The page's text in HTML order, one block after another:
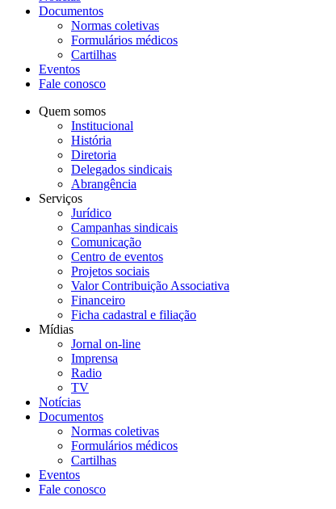
Documentos
Normas coletivas
Formulários médicos
Cartilhas
Eventos
Fale conosco
Quem somos
Institucional
História
Diretoria
Delegados sindicais
Abrangência
Serviços
Jurídico
Campanhas sindicais
Comunicação
Centro de eventos
Projetos sociais
Valor Contribuição Associativa
Financeiro
Ficha cadastral e filiação
Mídias
Jornal on-line
Imprensa
Radio
TV
Notícias
Documentos
Normas coletivas
Formulários médicos
Cartilhas
Eventos
Fale conosco